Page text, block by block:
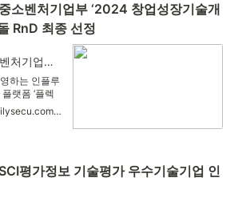
소벤처기업부 ‘2024 창업성장기술개
RnD 최종 선정
플렉스매치, 중소벤처기업부 ‘2024 창업성장기술개발사업’ 디딤돌 RnD 최종 선정
하는 인플루
랫폼 ‘플렉
업부의 창업
돌(R&D)에
의 혁신 성장
된 프로그램
된 이번 디
https://www.dailysecu.com/news/articleView.html?idxno=160763
평가정보 기술평가 우수기술기업 인